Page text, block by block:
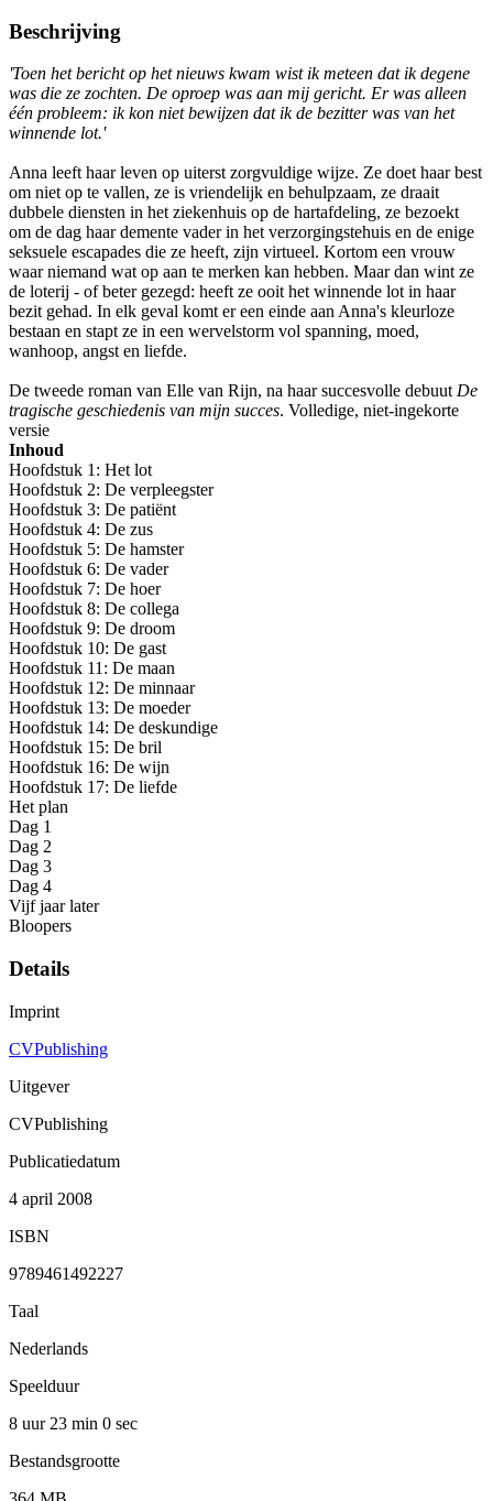
Beschrijving
'Toen het bericht op het nieuws kwam wist ik meteen dat ik degene
was die ze zochten. De oproep was aan mij gericht. Er was alleen
één probleem: ik kon niet bewijzen dat ik de bezitter was van het
winnende lot.'
Anna leeft haar leven op uiterst zorgvuldige wijze. Ze doet haar best
om niet op te vallen, ze is vriendelijk en behulpzaam, ze draait
dubbele diensten in het ziekenhuis op de hartafdeling, ze bezoekt
om de dag haar demente vader in het verzorgingstehuis en de enige
seksuele escapades die ze heeft, zijn virtueel. Kortom een vrouw
waar niemand wat op aan te merken kan hebben. Maar dan wint ze
de loterij - of beter gezegd: heeft ze ooit het winnende lot in haar
bezit gehad. In elk geval komt er een einde aan Anna's kleurloze
bestaan en stapt ze in een wervelstorm vol spanning, moed,
wanhoop, angst en liefde.
De tweede roman van Elle van Rijn, na haar succesvolle debuutDe
tragische geschiedenis van mijn succes. Volledige, niet-ingekorte
versie
Inhoud
Hoofdstuk 1: Het lot
Hoofdstuk 2: De verpleegster
Hoofdstuk 3: De patiënt
Hoofdstuk 4: De zus
Hoofdstuk 5: De hamster
Hoofdstuk 6: De vader
Hoofdstuk 7: De hoer
Hoofdstuk 8: De collega
Hoofdstuk 9: De droom
Hoofdstuk 10: De gast
Hoofdstuk 11: De maan
Hoofdstuk 12: De minnaar
Hoofdstuk 13: De moeder
Hoofdstuk 14: De deskundige
Hoofdstuk 15: De bril
Hoofdstuk 16: De wijn
Hoofdstuk 17: De liefde
Het plan
Dag 1
Dag 2
Dag 3
Dag 4
Vijf jaar later
Bloopers
Details
Imprint
CVPublishing
Uitgever
CVPublishing
Publicatiedatum
4 april 2008
ISBN
9789461492227
Taal
Nederlands
Speelduur
8 uur 23 min 0 sec
Bestandsgrootte